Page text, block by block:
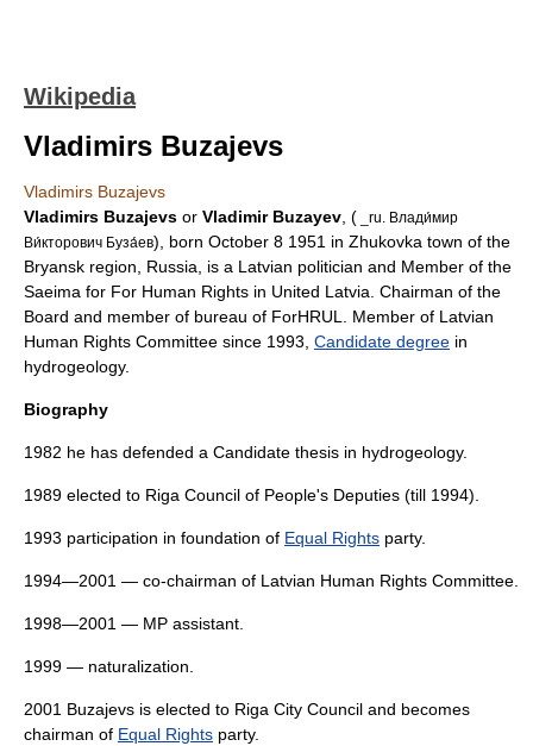
Wikipedia
Vladimirs Buzajevs
Vladimirs Buzajevs
Vladimirs Buzajevs or Vladimir Buzayev , ( _ru. Влади́мир
Ви́кторович Буза́ев), born October 8 1951 in Zhukovka town of the
Bryansk region, Russia, is a Latvian politician and Member of the
Saeima for For Human Rights in United Latvia . Chairman of the
Board and member of bureau of ForHRUL. Member of Latvian
Human Rights Committee since 1993, Candidate degree in
hydrogeology.
Biography
1982 he has defended a Candidate thesis in hydrogeology.
1989 elected to Riga Council of People's Deputies (till 1994).
1993 participation in foundation of Equal Rights party.
1994—2001 — co-chairman of Latvian Human Rights Committee
1998—2001 — MP assistant.
1999 — naturalization.
2001 Buzajevs is elected to Riga City Council and becomes
chairman of Equal Rights party.